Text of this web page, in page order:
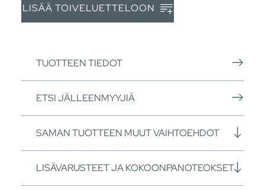
LISÄÄ TOIVELUETTELOON
TUOTTEEN TIEDOT
ETSI JÄLLEENMYYJIÄ
SAMAN TUOTTEEN MUUT VAIHTOEHDOT
LISÄVARUSTEET JA KOKOONPANOTEOKSET